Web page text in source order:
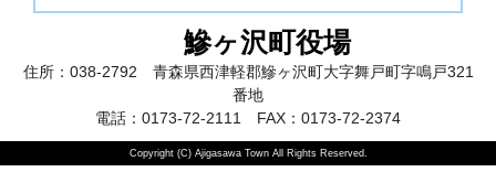
鰺ヶ沢町役場
住所：038-2792 青森県西津軽郡鰺ヶ沢町大字舞戸町字鳴戸321
番地
電話：0173-72-2111 FAX：0173-72-2374
Copyright (C) Ajigasawa Town All Rights Reserved.